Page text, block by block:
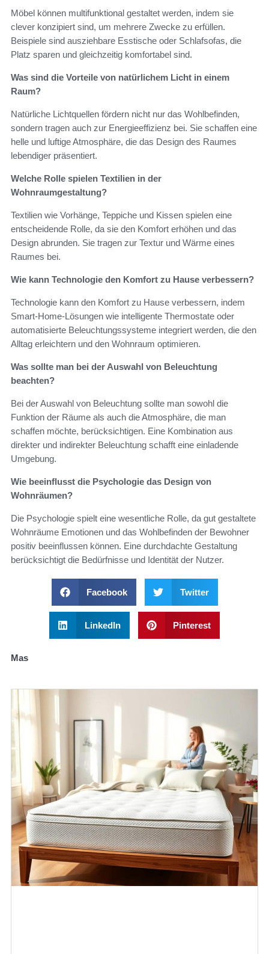
Möbel können multifunktional gestaltet werden, indem sie
clever konzipiert sind, um mehrere Zwecke zu erfüllen.
Beispiele sind ausziehbare Esstische oder Schlafsofas, die
Platz sparen und gleichzeitig komfortabel sind.
Was sind die Vorteile von natürlichem Licht in einem
Raum?
Natürliche Lichtquellen fördern nicht nur das Wohlbefinden,
sondern tragen auch zur Energieeffizienz bei. Sie schaffen eine
helle und luftige Atmosphäre, die das Design des Raumes
lebendiger präsentiert.
Welche Rolle spielen Textilien in der
Wohnraumgestaltung?
Textilien wie Vorhänge, Teppiche und Kissen spielen eine
entscheidende Rolle, da sie den Komfort erhöhen und das
Design abrunden. Sie tragen zur Textur und Wärme eines
Raumes bei.
Wie kann Technologie den Komfort zu Hause verbessern?
Technologie kann den Komfort zu Hause verbessern, indem
Smart-Home-Lösungen wie intelligente Thermostate oder
automatisierte Beleuchtungssysteme integriert werden, die den
Alltag erleichtern und den Wohnraum optimieren.
Was sollte man bei der Auswahl von Beleuchtung
beachten?
Bei der Auswahl von Beleuchtung sollte man sowohl die
Funktion der Räume als auch die Atmosphäre, die man
schaffen möchte, berücksichtigen. Eine Kombination aus
direkter und indirekter Beleuchtung schafft eine einladende
Umgebung.
Wie beeinflusst die Psychologie das Design von
Wohnräumen?
Die Psychologie spielt eine wesentliche Rolle, da gut gestaltete
Wohnräume Emotionen und das Wohlbefinden der Bewohner
positiv beeinflussen können. Eine durchdachte Gestaltung
berücksichtigt die Bedürfnisse und Identität der Nutzer.
Facebook Twitter
LinkedIn Pinterest
Mas